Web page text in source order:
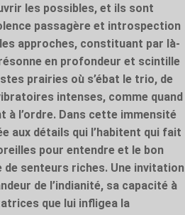
les possibles, et ils sont
passagère et introspection
approches, constituant par là-
en profondeur et scintille
prairies où s’ébat le trio, de
intenses, comme quand
à l’ordre. Dans cette immensité
aux détails qui l’habitent qui fait
pour entendre et le bon
senteurs riches. Une invitation
de l’indianité, sa capacité à
que lui infligea la